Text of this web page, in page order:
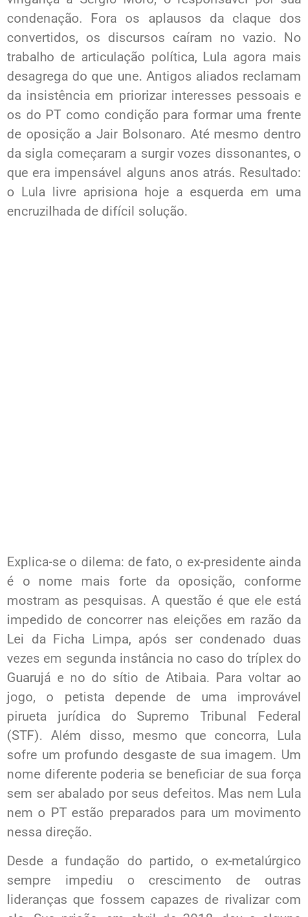
condenação. Fora os aplausos da claque dos
convertidos, os discursos caíram no vazio. No
trabalho de articulação política, Lula agora mais
desagrega do que une. Antigos aliados reclamam
da insistência em priorizar interesses pessoais e
os do PT como condição para formar uma frente
de oposição a Jair Bolsonaro. Até mesmo dentro
da sigla começaram a surgir vozes dissonantes, o
que era impensável alguns anos atrás. Resultado:
o Lula livre aprisiona hoje a esquerda em uma
encruzilhada de difícil solução.
Explica-se o dilema: de fato, o ex-­presidente ainda
é o nome mais forte da oposição, conforme
mostram as pesquisas. A questão é que ele está
impedido de concorrer nas eleições em razão da
Lei da Ficha Limpa, após ser condenado duas
vezes em segunda instância no caso do tríplex do
Guarujá e no do sítio de Atibaia. Para voltar ao
jogo, o petista depende de uma improvável
pirueta jurídica do Supremo Tribunal Federal
(STF). Além disso, mesmo que concorra, Lula
sofre um profundo desgaste de sua imagem. Um
nome diferente poderia se beneficiar de sua força
sem ser abalado por seus defeitos. Mas nem Lula
nem o PT estão preparados para um movimento
nessa direção.
Desde a fundação do partido, o ex-metalúrgico
sempre impediu o crescimento de outras
lideranças que fossem capazes de rivalizar com